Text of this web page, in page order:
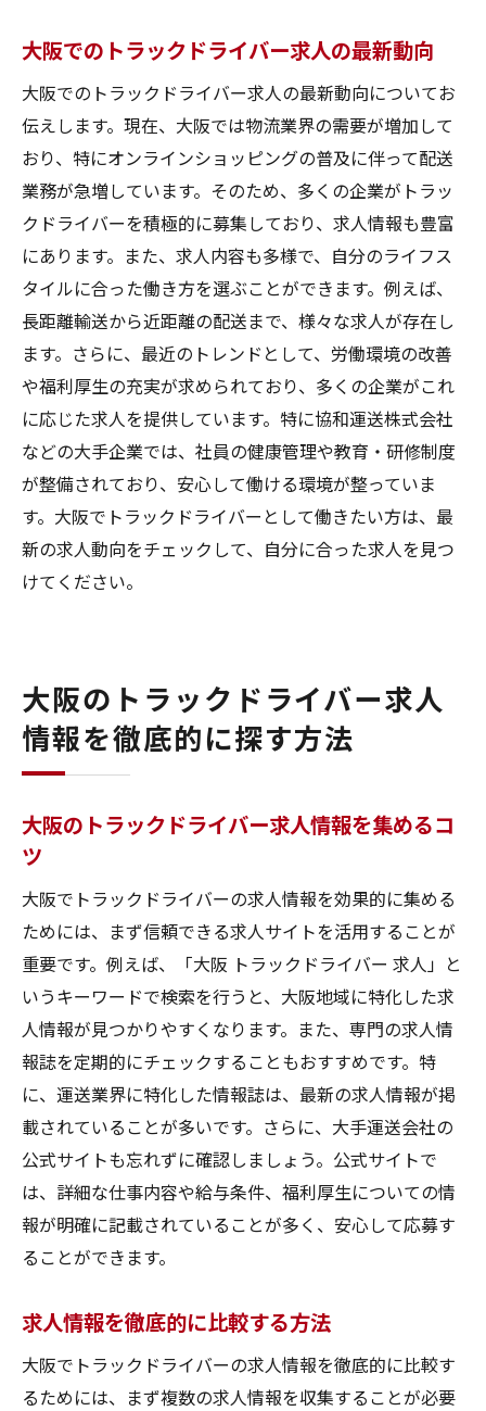
応募前の最終確認事項
理想の求人に出会うためのまとめ
大阪でのトラックドライバー求人の最新動向
大阪でのトラックドライバー求人の最新動向についてお
伝えします。現在、大阪では物流業界の需要が増加して
おり、特にオンラインショッピングの普及に伴って配送
業務が急増しています。そのため、多くの企業がトラッ
クドライバーを積極的に募集しており、求人情報も豊富
にあります。また、求人内容も多様で、自分のライフス
タイルに合った働き方を選ぶことができます。例えば、
長距離輸送から近距離の配送まで、様々な求人が存在し
ます。さらに、最近のトレンドとして、労働環境の改善
や福利厚生の充実が求められており、多くの企業がこれ
に応じた求人を提供しています。特に協和運送株式会社
などの大手企業では、社員の健康管理や教育・研修制度
が整備されており、安心して働ける環境が整っていま
す。大阪でトラックドライバーとして働きたい方は、最
新の求人動向をチェックして、自分に合った求人を見つ
けてください。
大阪のトラックドライバー求人
情報を徹底的に探す方法
大阪のトラックドライバー求人情報を集めるコ
ツ
大阪でトラックドライバーの求人情報を効果的に集める
ためには、まず信頼できる求人サイトを活用することが
重要です。例えば、「大阪 トラックドライバー 求人」と
いうキーワードで検索を行うと、大阪地域に特化した求
人情報が見つかりやすくなります。また、専門の求人情
報誌を定期的にチェックすることもおすすめです。特
に、運送業界に特化した情報誌は、最新の求人情報が掲
載されていることが多いです。さらに、大手運送会社の
公式サイトも忘れずに確認しましょう。公式サイトで
は、詳細な仕事内容や給与条件、福利厚生についての情
報が明確に記載されていることが多く、安心して応募す
ることができます。
求人情報を徹底的に比較する方法
大阪でトラックドライバーの求人情報を徹底的に比較す
るためには、まず複数の求人情報を収集することが必要